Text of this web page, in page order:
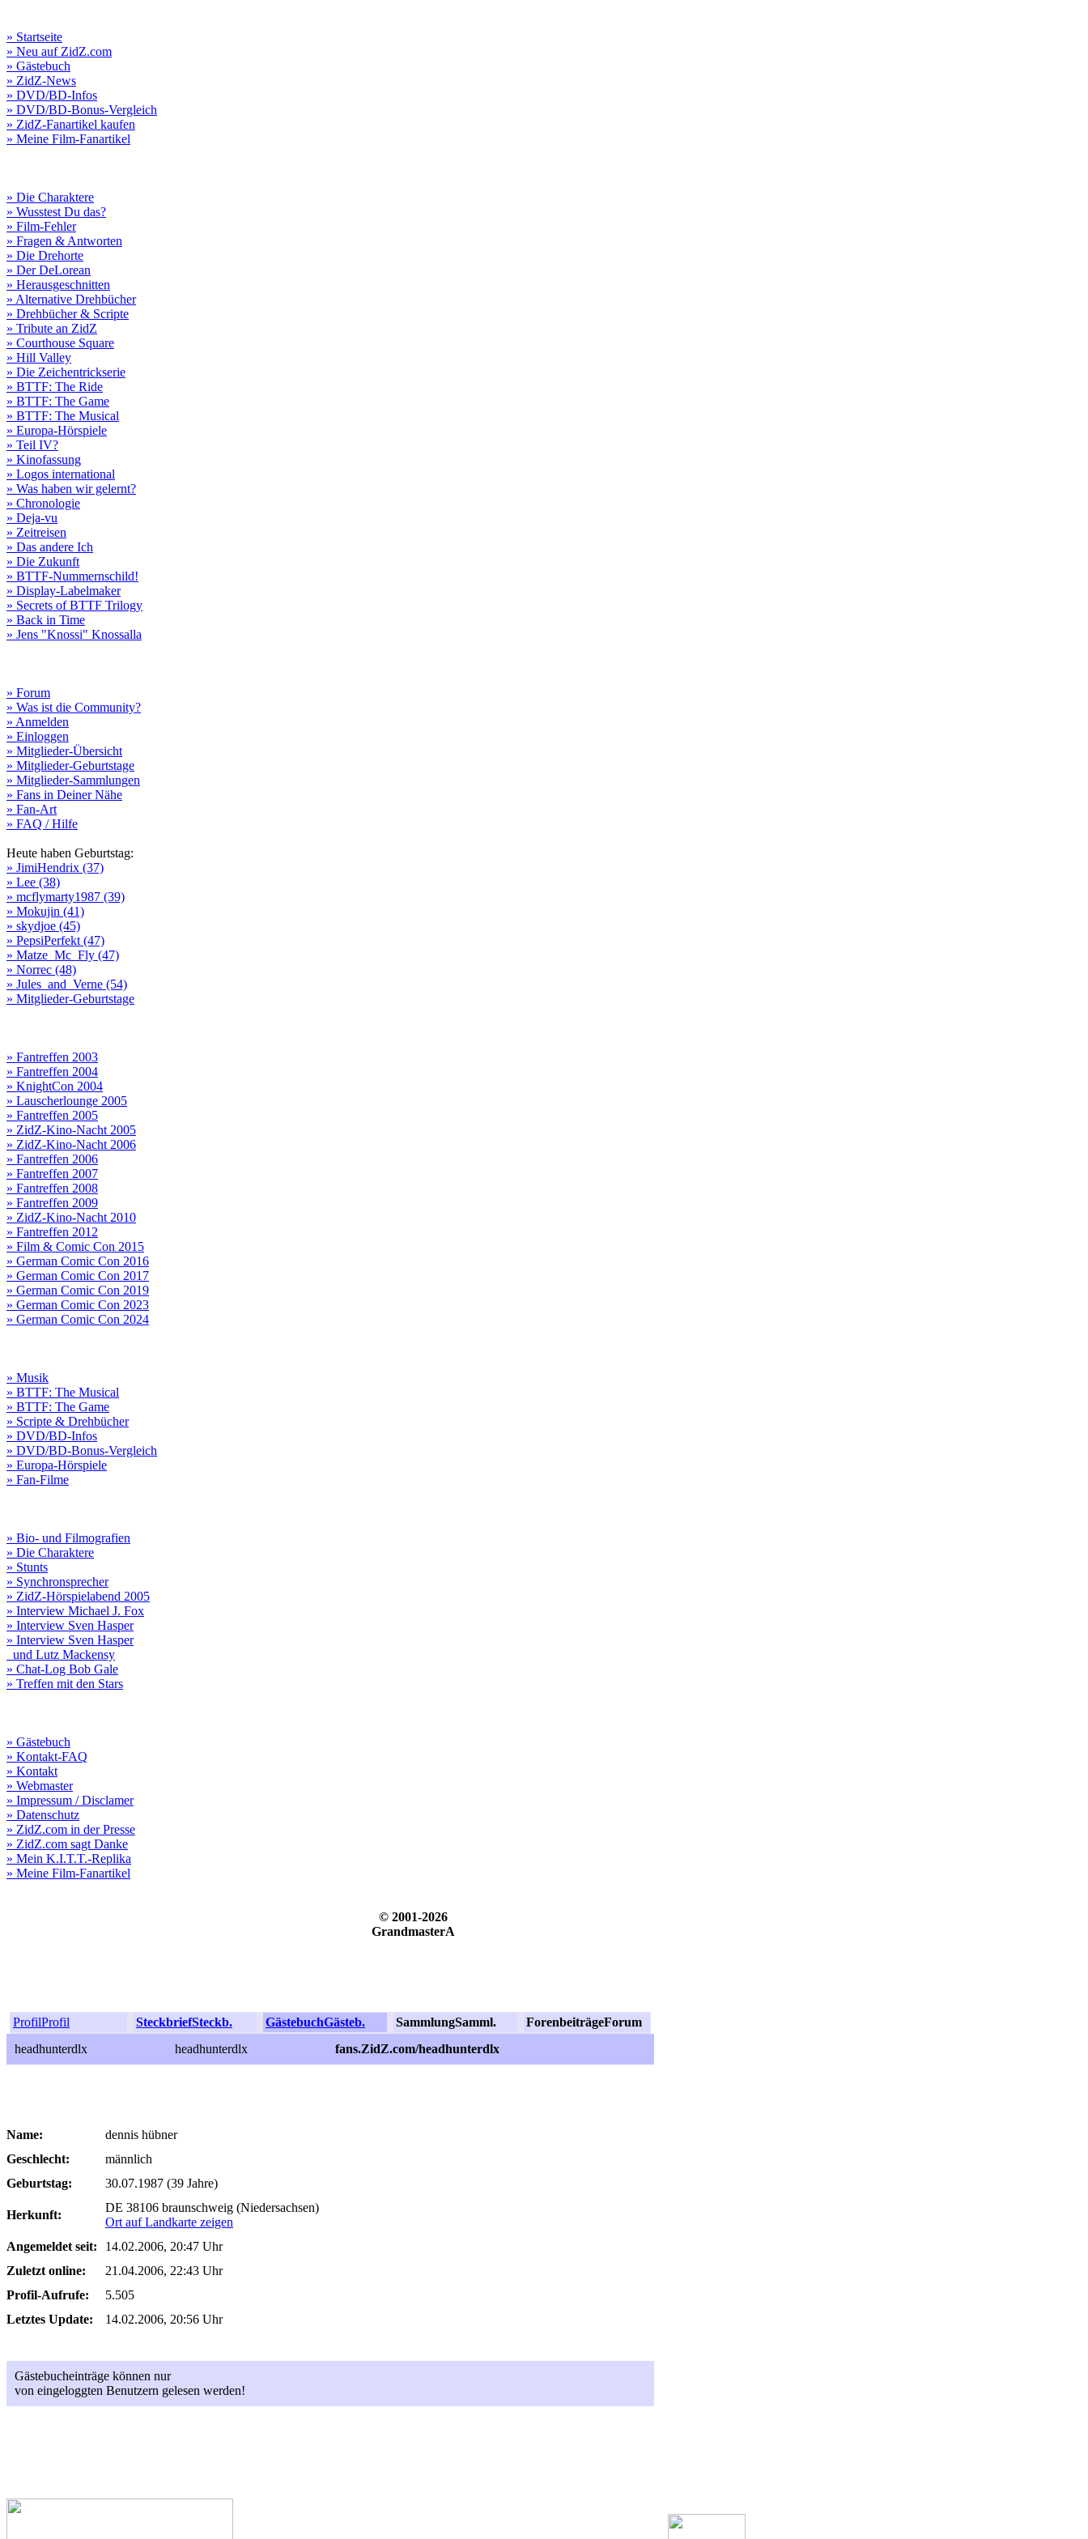
» Startseite
» Neu auf ZidZ.com
» Gästebuch
» ZidZ-News
» DVD/BD-Infos
» DVD/BD-Bonus-Vergleich
» ZidZ-Fanartikel kaufen
» Meine Film-Fanartikel
» Die Charaktere
» Wusstest Du das?
» Film-Fehler
» Fragen & Antworten
» Die Drehorte
» Der DeLorean
» Herausgeschnitten
» Alternative Drehbücher
» Drehbücher & Scripte
» Tribute an ZidZ
» Courthouse Square
» Hill Valley
» Die Zeichentrickserie
» BTTF: The Ride
» BTTF: The Game
» BTTF: The Musical
» Europa-Hörspiele
» Teil IV?
» Kinofassung
» Logos international
» Was haben wir gelernt?
» Chronologie
» Deja-vu
» Zeitreisen
» Das andere Ich
» Die Zukunft
» BTTF-Nummernschild!
» Display-Labelmaker
» Secrets of BTTF Trilogy
» Back in Time
» Jens "Knossi" Knossalla
» Forum
» Was ist die Community?
» Anmelden
» Einloggen
» Mitglieder-Übersicht
» Mitglieder-Geburtstage
» Mitglieder-Sammlungen
» Fans in Deiner Nähe
» Fan-Art
» FAQ / Hilfe
Heute haben Geburtstag:
» JimiHendrix (37)
» Lee (38)
» mcflymarty1987 (39)
» Mokujin (41)
» skydjoe (45)
» PepsiPerfekt (47)
» Matze_Mc_Fly (47)
» Norrec (48)
» Jules_and_Verne (54)
» Mitglieder-Geburtstage
» Fantreffen 2003
» Fantreffen 2004
» KnightCon 2004
» Lauscherlounge 2005
» Fantreffen 2005
» ZidZ-Kino-Nacht 2005
» ZidZ-Kino-Nacht 2006
» Fantreffen 2006
» Fantreffen 2007
» Fantreffen 2008
» Fantreffen 2009
» ZidZ-Kino-Nacht 2010
» Fantreffen 2012
» Film & Comic Con 2015
» German Comic Con 2016
» German Comic Con 2017
» German Comic Con 2019
» German Comic Con 2023
» German Comic Con 2024
» Musik
» BTTF: The Musical
» BTTF: The Game
» Scripte & Drehbücher
» DVD/BD-Infos
» DVD/BD-Bonus-Vergleich
» Europa-Hörspiele
» Fan-Filme
» Bio- und Filmografien
» Die Charaktere
» Stunts
» Synchronsprecher
» ZidZ-Hörspielabend 2005
» Interview Michael J. Fox
» Interview Sven Hasper
» Interview Sven Hasper
und Lutz Mackensy
» Chat-Log Bob Gale
» Treffen mit den Stars
» Gästebuch
» Kontakt-FAQ
» Kontakt
» Webmaster
» Impressum / Disclamer
» Datenschutz
» ZidZ.com in der Presse
» ZidZ.com sagt Danke
» Mein K.I.T.T.-Replika
» Meine Film-Fanartikel
© 2001-2026
GrandmasterA
ProfilProfil SteckbriefSteckb. GästebuchGästeb. SammlungSamml. ForenbeiträgeForum
headhunterdlx
headhunterdlx fans.ZidZ.com/headhunterdlx
Name:
dennis hübner
Geschlecht:
männlich
Geburtstag:
30.07.1987 (39 Jahre)
Herkunft:
DE 38106 braunschweig (Niedersachsen)
Ort auf Landkarte zeigen
Angemeldet seit:
14.02.2006, 20:47 Uhr
Zuletzt online:
21.04.2006, 22:43 Uhr
Profil-Aufrufe:
5.505
Letztes Update:
14.02.2006, 20:56 Uhr
Gästebucheinträge können nur
von eingeloggten Benutzern gelesen werden!